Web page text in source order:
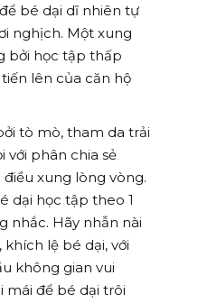
bé dại dĩ nhiên tự
nghịch. Một xung
bởi học tập thấp
lên của căn hộ
tò mò, tham da trải
với phân chia sẻ
xung lòng vòng.
dại học tập theo 1
nhắc. Hãy nhẫn nài
lệ bé dại, với
không gian vui
mái để bé dại trôi